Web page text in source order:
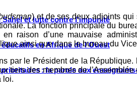
et lutte contre l’impunité
en Afrique de l’Ouest
: la parole aux
) et de ses deux adjoints
La fonction principale du
raison d’une mauvaise
ainsi que dans le bureau du
par le Président de la
tiers des membres de
loi.